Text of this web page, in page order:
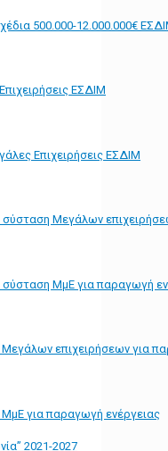
500.000-12.000.000€
ΕΣΔΙΜ
Επιχειρήσεις ΕΣΔΙΜ
σύσταση Μεγάλων
σύσταση ΜμΕ για παραγωγή
επιχειρήσεων για
για παραγωγή ενέργειας
2021-2027